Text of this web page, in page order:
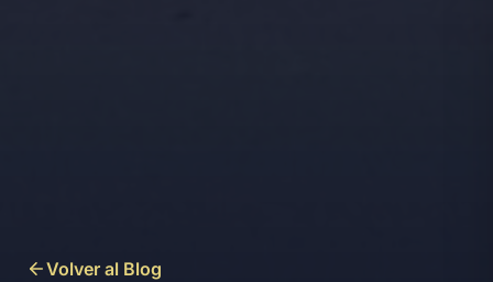
Volver al Blog